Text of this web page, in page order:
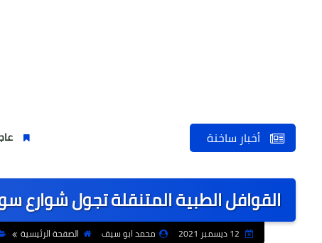
أخبار ساخنة عاجل | بيان
القوافل الطبية المتنقلة تجول شوارع
محمد ابو سيف الصفحة الرئيسية